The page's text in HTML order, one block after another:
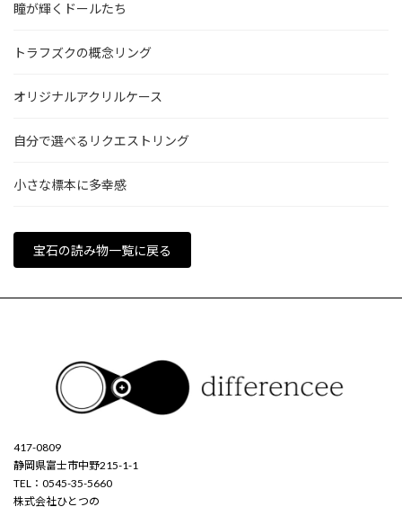
瞳が輝くドールたち
トラフズクの概念リング
オリジナルアクリルケース
自分で選べるリクエストリング
小さな標本に多幸感
宝石の読み物一覧に戻る
417-0809
静岡県富士市中野215-1-1
TEL：0545-35-5660
株式会社ひとつの